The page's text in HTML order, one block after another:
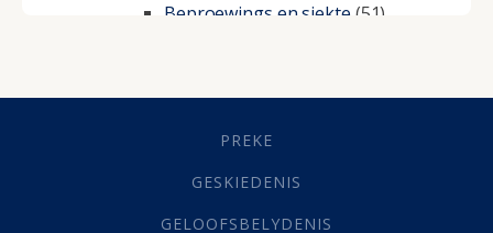
Beproewings en siekte (51)
Geestelike Groei(10)
(21)
Grys Areas(4)
PREKE
GESKIEDENIS
GELOOFSBELYDENIS